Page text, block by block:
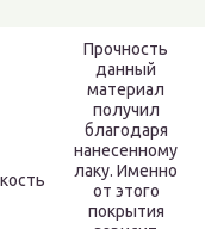
Прочность
данный
материал
получил
благодаря
нанесенному
лаку. Именно
от этого
покрытия